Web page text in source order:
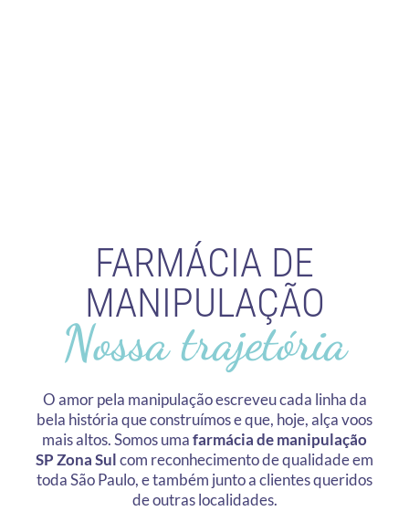
FARMÁCIA DE
MANIPULAÇÃO
Nossa trajetória
O amor pela manipulação escreveu cada linha da
bela história que construímos e que, hoje, alça voos
mais altos. Somos umafarmácia de manipulação
SP Zona Sulcom reconhecimento de qualidade em
toda São Paulo, e também junto a clientes queridos
de outras localidades.